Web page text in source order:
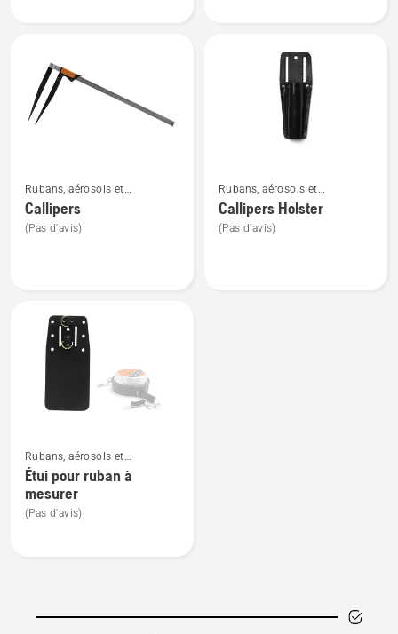
colour
20mm
plus
de
détails
Rubans, aérosols et
marqueurs
Callipers
(Pas d'avis)
plus
de
détails
Rubans, aérosols et
marqueurs
Callipers Holster
(Pas d'avis)
plus
de
détails
sur
Rubans, aérosols et
marqueurs
Étui pour ruban à
mesurer
(Pas d'avis)